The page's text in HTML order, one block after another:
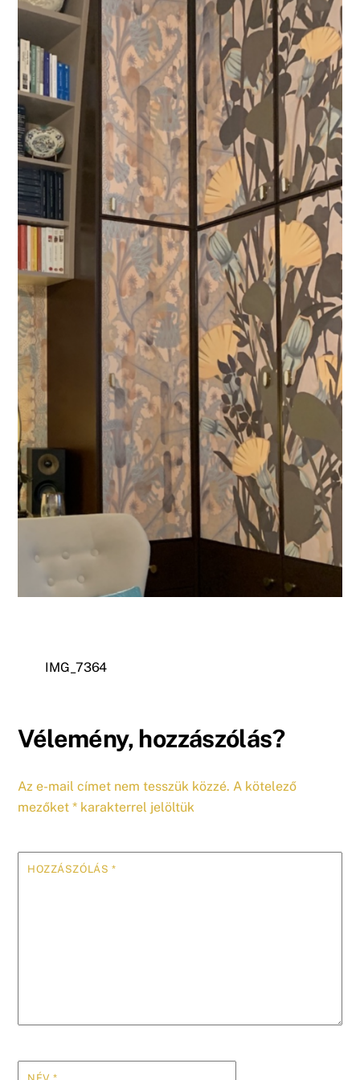
IMG_7364
Vélemény, hozzászólás?
Az e-mail címet nem tesszük közzé. A kötelező
mezőket* karakterrel jelöltük
HOZZÁSZÓLÁS *
NÉV*